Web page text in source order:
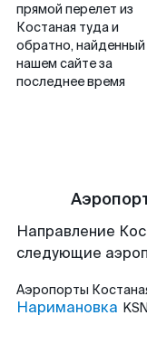
прямой перелет из
Костаная туда и
обратно, найденный
нашем сайте за
последнее время
Направление
следующие
Аэропорты
Наримановка KSN